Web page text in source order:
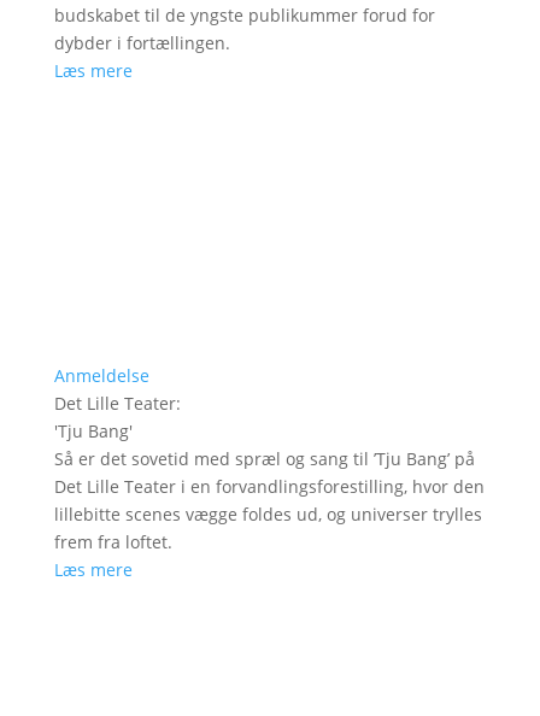
budskabet til de yngste publikummer forud for
dybder i fortællingen.
Læs mere
Anmeldelse
Det Lille Teater:
'Tju Bang'
Så er det sovetid med spræl og sang til ’Tju Bang’ på
Det Lille Teater i en forvandlingsforestilling, hvor den
lillebitte scenes vægge foldes ud, og universer trylles
frem fra loftet.
Læs mere